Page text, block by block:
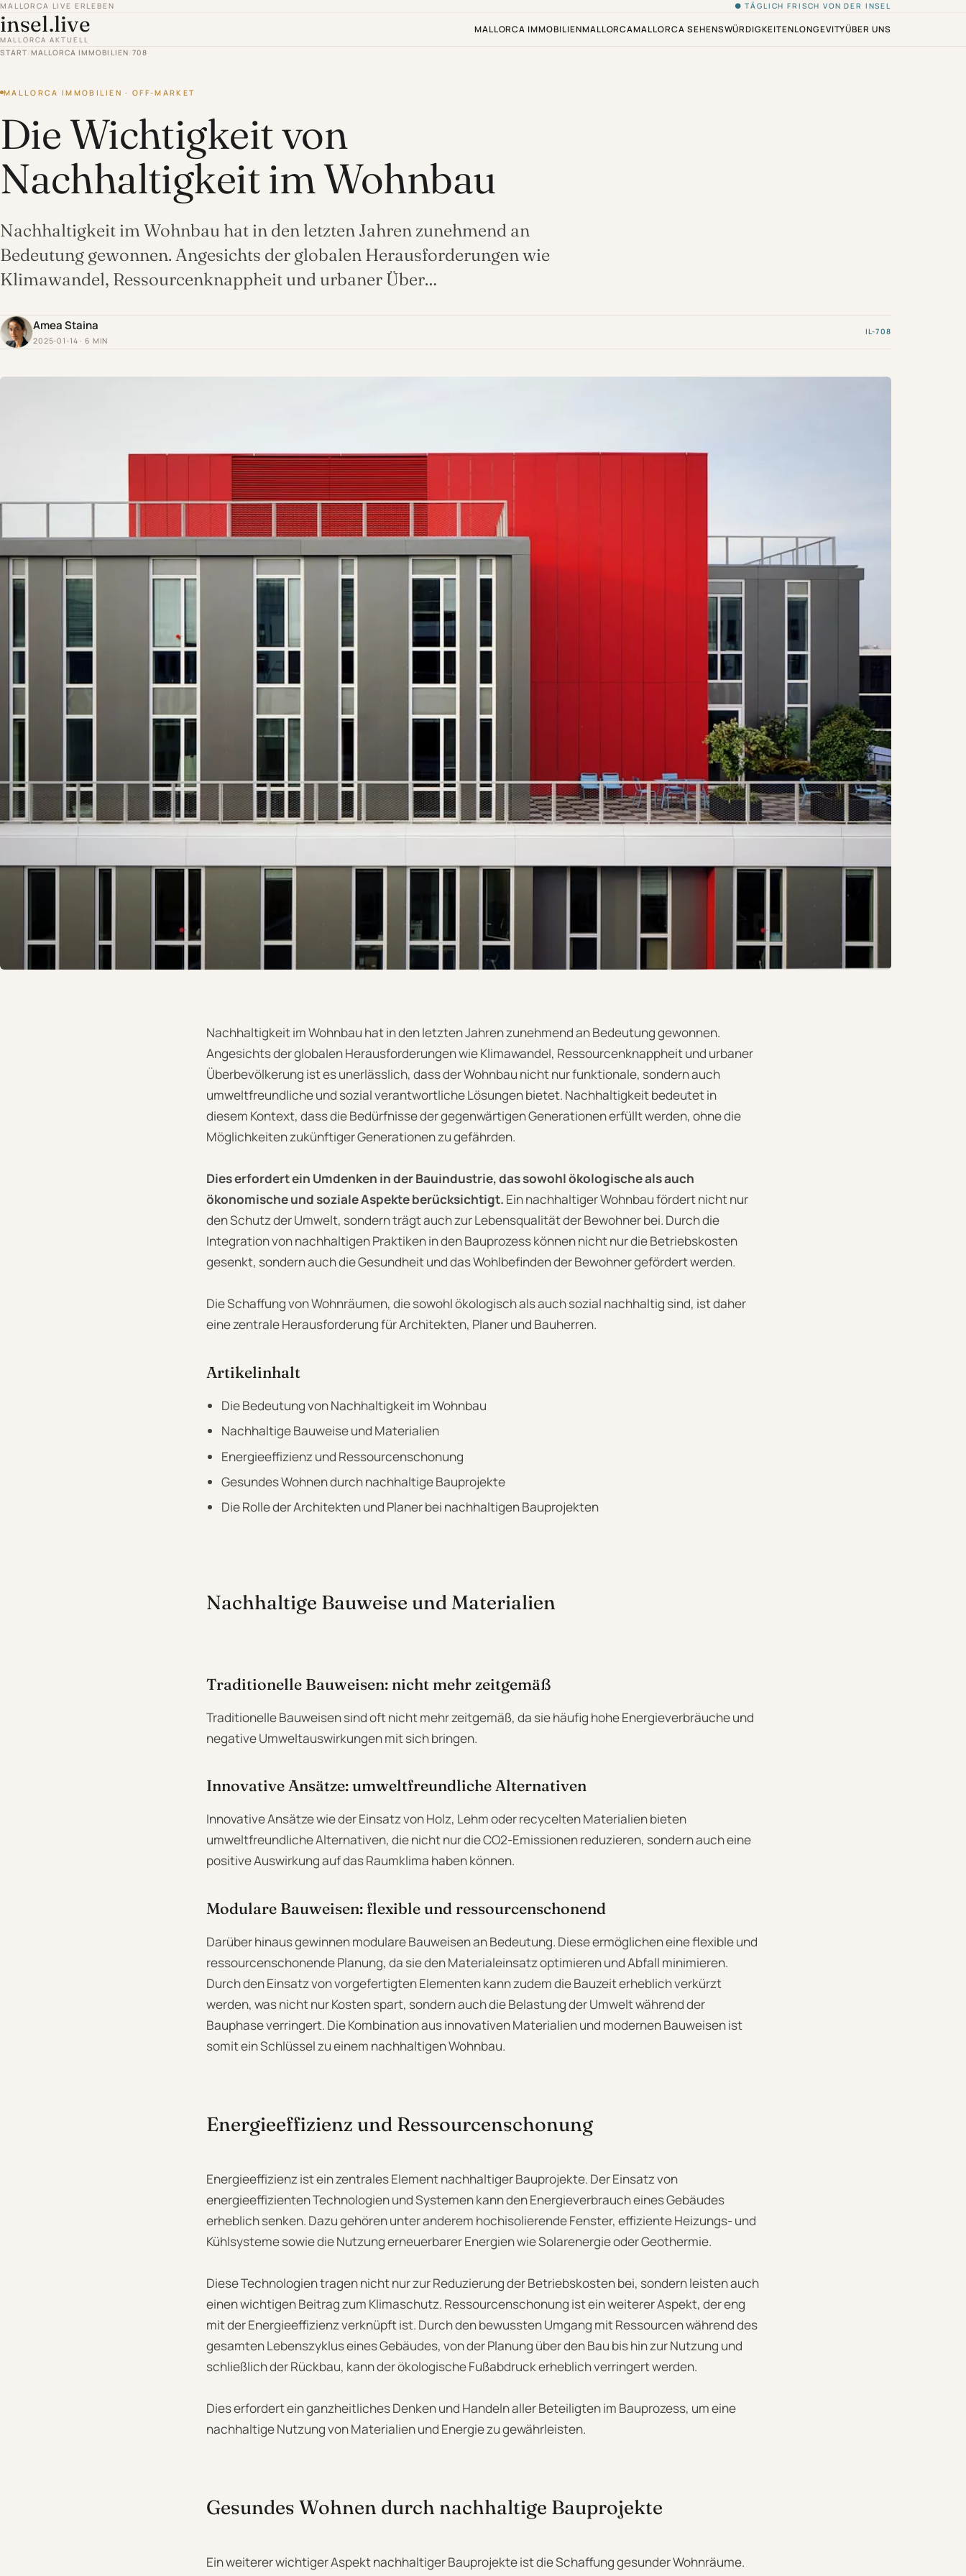
MALLORCA LIVE ERLEBEN ● TÄGLICH FRISCH VON DER INSEL
insel.live
MALLORCA AKTUELL
MALLORCA IMMOBILIENMALLORCAMALLORCA SEHENSWÜRDIGKEITENLONGEVITYÜBER UNS
START /MALLORCA IMMOBILIEN 708
MALLORCA IMMOBILIEN · OFF-MARKET
Die Wichtigkeit von
Nachhaltigkeit im Wohnbau
Nachhaltigkeit im Wohnbau hat in den letzten Jahren zunehmend an
Bedeutung gewonnen. Angesichts der globalen Herausforderungen wie
Klimawandel, Ressourcenknappheit und urbaner Über…
Amea Staina
2025-01-14 · 6 MIN
IL-708
Nachhaltigkeit im Wohnbau hat in den letzten Jahren zunehmend an Bedeutung gewonnen.
Angesichts der globalen Herausforderungen wie Klimawandel, Ressourcenknappheit und urbaner
Überbevölkerung ist es unerlässlich, dass der Wohnbau nicht nur funktionale, sondern auch
umweltfreundliche und sozial verantwortliche Lösungen bietet. Nachhaltigkeit bedeutet in
diesem Kontext, dass die Bedürfnisse der gegenwärtigen Generationen erfüllt werden, ohne die
Möglichkeiten zukünftiger Generationen zu gefährden.
Dies erfordert ein Umdenken in der Bauindustrie, das sowohl ökologische als auch
ökonomische und soziale Aspekte berücksichtigt. Ein nachhaltiger Wohnbau fördert nicht nur
den Schutz der Umwelt, sondern trägt auch zur Lebensqualität der Bewohner bei. Durch die
Integration von nachhaltigen Praktiken in den Bauprozess können nicht nur die Betriebskosten
gesenkt, sondern auch die Gesundheit und das Wohlbefinden der Bewohner gefördert werden.
Die Schaffung von Wohnräumen, die sowohl ökologisch als auch sozial nachhaltig sind, ist daher
eine zentrale Herausforderung für Architekten, Planer und Bauherren.
Artikelinhalt
Die Bedeutung von Nachhaltigkeit im Wohnbau
Nachhaltige Bauweise und Materialien
Energieeffizienz und Ressourcenschonung
Gesundes Wohnen durch nachhaltige Bauprojekte
Die Rolle der Architekten und Planer bei nachhaltigen Bauprojekten
Nachhaltige Bauweise und Materialien
Traditionelle Bauweisen: nicht mehr zeitgemäß
Traditionelle Bauweisen sind oft nicht mehr zeitgemäß, da sie häufig hohe Energieverbräuche und
negative Umweltauswirkungen mit sich bringen.
Innovative Ansätze: umweltfreundliche Alternativen
Innovative Ansätze wie der Einsatz von Holz, Lehm oder recycelten Materialien bieten
umweltfreundliche Alternativen, die nicht nur die CO2-Emissionen reduzieren, sondern auch eine
positive Auswirkung auf das Raumklima haben können.
Modulare Bauweisen: flexible und ressourcenschonend
Darüber hinaus gewinnen modulare Bauweisen an Bedeutung. Diese ermöglichen eine flexible und
ressourcenschonende Planung, da sie den Materialeinsatz optimieren und Abfall minimieren.
Durch den Einsatz von vorgefertigten Elementen kann zudem die Bauzeit erheblich verkürzt
werden, was nicht nur Kosten spart, sondern auch die Belastung der Umwelt während der
Bauphase verringert. Die Kombination aus innovativen Materialien und modernen Bauweisen ist
somit ein Schlüssel zu einem nachhaltigen Wohnbau.
Energieeffizienz und Ressourcenschonung
Energieeffizienz ist ein zentrales Element nachhaltiger Bauprojekte. Der Einsatz von
energieeffizienten Technologien und Systemen kann den Energieverbrauch eines Gebäudes
erheblich senken. Dazu gehören unter anderem hochisolierende Fenster, effiziente Heizungs- und
Kühlsysteme sowie die Nutzung erneuerbarer Energien wie Solarenergie oder Geothermie.
Diese Technologien tragen nicht nur zur Reduzierung der Betriebskosten bei, sondern leisten auch
einen wichtigen Beitrag zum Klimaschutz. Ressourcenschonung ist ein weiterer Aspekt, der eng
mit der Energieeffizienz verknüpft ist. Durch den bewussten Umgang mit Ressourcen während des
gesamten Lebenszyklus eines Gebäudes, von der Planung über den Bau bis hin zur Nutzung und
schließlich der Rückbau, kann der ökologische Fußabdruck erheblich verringert werden.
Dies erfordert ein ganzheitliches Denken und Handeln aller Beteiligten im Bauprozess, um eine
nachhaltige Nutzung von Materialien und Energie zu gewährleisten.
Gesundes Wohnen durch nachhaltige Bauprojekte
Ein weiterer wichtiger Aspekt nachhaltiger Bauprojekte ist die Schaffung gesunder Wohnräume.